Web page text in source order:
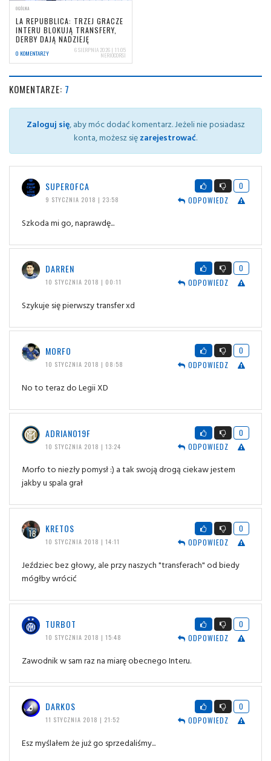
OGÓLNA
LA REPUBBLICA: TRZEJ GRACZE
INTERU BLOKUJĄ TRANSFERY,
DERBY DAJĄ NADZIEJĘ
0 KOMENTARZY 6 SIERPNIA 2026 | 11:05
NERIOCORSI
KOMENTARZE: 7
Zaloguj się, aby móc dodać komentarz. Jeżeli nie posiadasz
konta, możesz sięzarejestrować.
SUPEROFCA
9 STYCZNIA 2018 | 23:58
0
ODPOWIEDZ
Szkoda mi go, naprawdę...
DARREN
10 STYCZNIA 2018 | 00:11
0
ODPOWIEDZ
Szykuje się pierwszy transfer xd
MORFO
10 STYCZNIA 2018 | 08:58
0
ODPOWIEDZ
No to teraz do Legii XD
ADRIANO19F
10 STYCZNIA 2018 | 13:24
0
ODPOWIEDZ
Morfo to niezły pomysł :) a tak swoją drogą ciekaw jestem
jakby u spala grał
KRETOS
10 STYCZNIA 2018 | 14:11
0
ODPOWIEDZ
Jeździec bez głowy, ale przy naszych "transferach" od biedy
mógłby wrócić
TURBOT
10 STYCZNIA 2018 | 15:48
0
ODPOWIEDZ
Zawodnik w sam raz na miarę obecnego Interu.
DARKOS
11 STYCZNIA 2018 | 21:52
0
ODPOWIEDZ
Esz myślałem że już go sprzedaliśmy...